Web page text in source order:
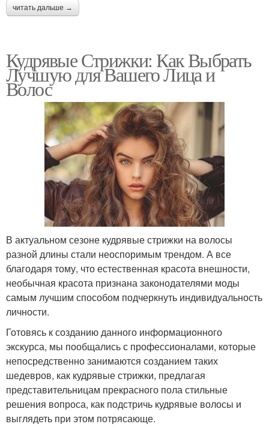
читать дальше →
Кудрявые Стрижки: Как Выбрать
Лучшую для Вашего Лица и
Волос
В актуальном сезоне кудрявые стрижки на волосы
разной длины стали неоспоримым трендом. А все
благодаря тому, что естественная красота внешности,
необычная красота признана законодателями моды
самым лучшим способом подчеркнуть индивидуальность
личности.
Готовясь к созданию данного информационного
экскурса, мы пообщались с профессионалами, которые
непосредственно занимаются созданием таких
шедевров, как кудрявые стрижки, предлагая
представительницам прекрасного пола стильные
решения вопроса, как подстричь кудрявые волосы и
выглядеть при этом потрясающе.